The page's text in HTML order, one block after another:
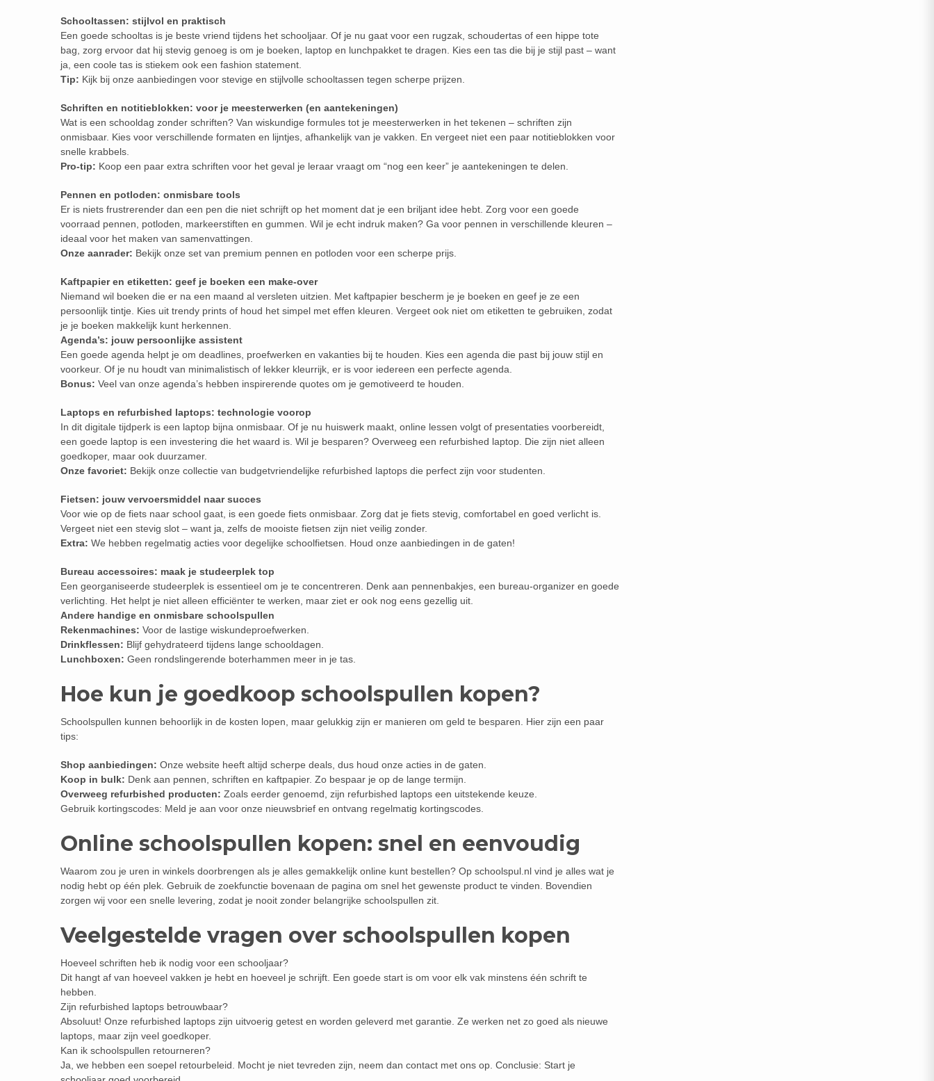
Schooltassen: stijlvol en praktisch
Een goede schooltas is je beste vriend tijdens het schooljaar. Of je nu gaat voor een rugzak, schoudertas of een hippe tote
bag, zorg ervoor dat hij stevig genoeg is om je boeken, laptop en lunchpakket te dragen. Kies een tas die bij je stijl past – want
ja, een coole tas is stiekem ook een fashion statement.
Tip: Kijk bij onze aanbiedingen voor stevige en stijlvolle schooltassen tegen scherpe prijzen.
Schriften en notitieblokken: voor je meesterwerken (en aantekeningen)
Wat is een schooldag zonder schriften? Van wiskundige formules tot je meesterwerken in het tekenen – schriften zijn
onmisbaar. Kies voor verschillende formaten en lijntjes, afhankelijk van je vakken. En vergeet niet een paar notitieblokken voor
snelle krabbels.
Pro-tip: Koop een paar extra schriften voor het geval je leraar vraagt om “nog een keer” je aantekeningen te delen.
Pennen en potloden: onmisbare tools
Er is niets frustrerender dan een pen die niet schrijft op het moment dat je een briljant idee hebt. Zorg voor een goede
voorraad pennen, potloden, markeerstiften en gummen. Wil je echt indruk maken? Ga voor pennen in verschillende kleuren –
ideaal voor het maken van samenvattingen.
Onze aanrader: Bekijk onze set van premium pennen en potloden voor een scherpe prijs.
Kaftpapier en etiketten: geef je boeken een make-over
Niemand wil boeken die er na een maand al versleten uitzien. Met kaftpapier bescherm je je boeken en geef je ze een
persoonlijk tintje. Kies uit trendy prints of houd het simpel met effen kleuren. Vergeet ook niet om etiketten te gebruiken, zodat
je je boeken makkelijk kunt herkennen.
Agenda’s: jouw persoonlijke assistent
Een goede agenda helpt je om deadlines, proefwerken en vakanties bij te houden. Kies een agenda die past bij jouw stijl en
voorkeur. Of je nu houdt van minimalistisch of lekker kleurrijk, er is voor iedereen een perfecte agenda.
Bonus: Veel van onze agenda’s hebben inspirerende quotes om je gemotiveerd te houden.
Laptops en refurbished laptops: technologie voorop
In dit digitale tijdperk is een laptop bijna onmisbaar. Of je nu huiswerk maakt, online lessen volgt of presentaties voorbereidt,
een goede laptop is een investering die het waard is. Wil je besparen? Overweeg een refurbished laptop. Die zijn niet alleen
goedkoper, maar ook duurzamer.
Onze favoriet: Bekijk onze collectie van budgetvriendelijke refurbished laptops die perfect zijn voor studenten.
Fietsen: jouw vervoersmiddel naar succes
Voor wie op de fiets naar school gaat, is een goede fiets onmisbaar. Zorg dat je fiets stevig, comfortabel en goed verlicht is.
Vergeet niet een stevig slot – want ja, zelfs de mooiste fietsen zijn niet veilig zonder.
Extra: We hebben regelmatig acties voor degelijke schoolfietsen. Houd onze aanbiedingen in de gaten!
Bureau accessoires: maak je studeerplek top
Een georganiseerde studeerplek is essentieel om je te concentreren. Denk aan pennenbakjes, een bureau-organizer en goede
verlichting. Het helpt je niet alleen efficiënter te werken, maar ziet er ook nog eens gezellig uit.
Andere handige en onmisbare schoolspullen
Rekenmachines: Voor de lastige wiskundeproefwerken.
Drinkflessen: Blijf gehydrateerd tijdens lange schooldagen.
Lunchboxen: Geen rondslingerende boterhammen meer in je tas.
Hoe kun je goedkoop schoolspullen kopen?
Schoolspullen kunnen behoorlijk in de kosten lopen, maar gelukkig zijn er manieren om geld te besparen. Hier zijn een paar
tips:
Shop aanbiedingen: Onze website heeft altijd scherpe deals, dus houd onze acties in de gaten.
Koop in bulk: Denk aan pennen, schriften en kaftpapier. Zo bespaar je op de lange termijn.
Overweeg refurbished producten: Zoals eerder genoemd, zijn refurbished laptops een uitstekende keuze.
Gebruik kortingscodes: Meld je aan voor onze nieuwsbrief en ontvang regelmatig kortingscodes.
Online schoolspullen kopen: snel en eenvoudig
Waarom zou je uren in winkels doorbrengen als je alles gemakkelijk online kunt bestellen? Op schoolspul.nl vind je alles wat je
nodig hebt op één plek. Gebruik de zoekfunctie bovenaan de pagina om snel het gewenste product te vinden. Bovendien
zorgen wij voor een snelle levering, zodat je nooit zonder belangrijke schoolspullen zit.
Veelgestelde vragen over schoolspullen kopen
Hoeveel schriften heb ik nodig voor een schooljaar?
Dit hangt af van hoeveel vakken je hebt en hoeveel je schrijft. Een goede start is om voor elk vak minstens één schrift te
hebben.
Zijn refurbished laptops betrouwbaar?
Absoluut! Onze refurbished laptops zijn uitvoerig getest en worden geleverd met garantie. Ze werken net zo goed als nieuwe
laptops, maar zijn veel goedkoper.
Kan ik schoolspullen retourneren?
Ja, we hebben een soepel retourbeleid. Mocht je niet tevreden zijn, neem dan contact met ons op. Conclusie: Start je